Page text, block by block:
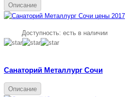
Описание
Доступность: есть в наличии
Санаторий Металлург Сочи
Описание